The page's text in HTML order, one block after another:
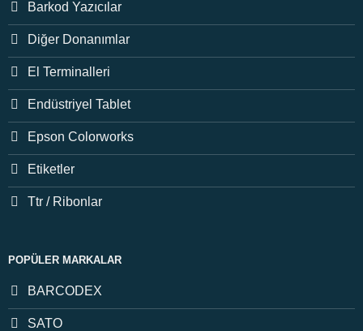
Barkod Yazıcılar
Diğer Donanımlar
El Terminalleri
Endüstriyel Tablet
Epson Colorworks
Etiketler
Ttr / Ribonlar
POPÜLER MARKALAR
BARCODEX
SATO